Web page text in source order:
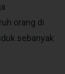
orang di
sebanyak